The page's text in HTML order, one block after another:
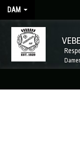
DAM